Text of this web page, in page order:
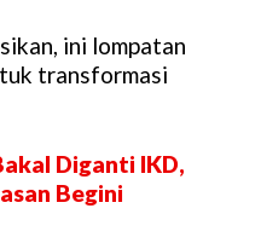
ini lompatan
transformasi
Diganti IKD,
Begini